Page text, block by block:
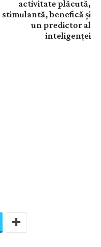
activitate plăcută,
stimulantă, benefică și
un predictor al
inteligenței